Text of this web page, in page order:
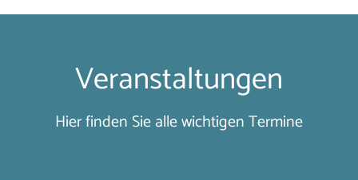
Veranstaltungen
Hier finden Sie alle wichtigen Termine